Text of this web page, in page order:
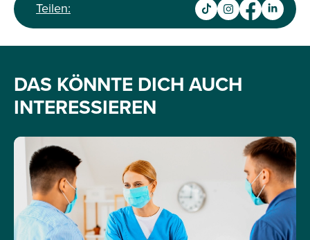
Teilen:
DAS KÖNNTE DICH AUCH
INTERESSIEREN